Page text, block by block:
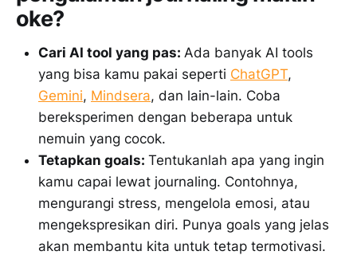
oke?
Cari AI tool yang pas: Ada banyak AI tools
yang bisa kamu pakai seperti ChatGPT,
Gemini, Mindsera, dan lain-lain. Coba
bereksperimen dengan beberapa untuk
nemuin yang cocok.
Tetapkan goals: Tentukanlah apa yang ingin
kamu capai lewat journaling. Contohnya,
mengurangi stress, mengelola emosi, atau
mengekspresikan diri. Punya goals yang jelas
akan membantu kita untuk tetap termotivasi.